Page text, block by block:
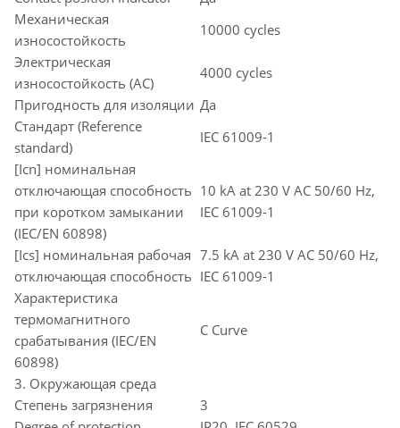
Механическая
износостойкость
10000 cycles
Электрическая
износостойкость (AC)
4000 cycles
Пригодность для изоляции Да
Стандарт (Reference
standard)
IEC 61009-1
[Icn] номинальная
отключающая способность
при коротком замыкании
(IEC/EN 60898)
10 kA at 230 V AC 50/60 Hz,
IEC 61009-1
[Ics] номинальная рабочая
отключающая способность
7.5 kA at 230 V AC 50/60 Hz,
IEC 61009-1
Характеристика
термомагнитного
срабатывания (IEC/EN
60898)
C Curve
3. Окружающая среда
Степень загрязнения
3